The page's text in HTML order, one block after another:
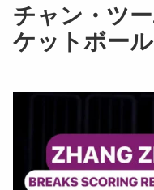
チャン・ツ
ケットボー